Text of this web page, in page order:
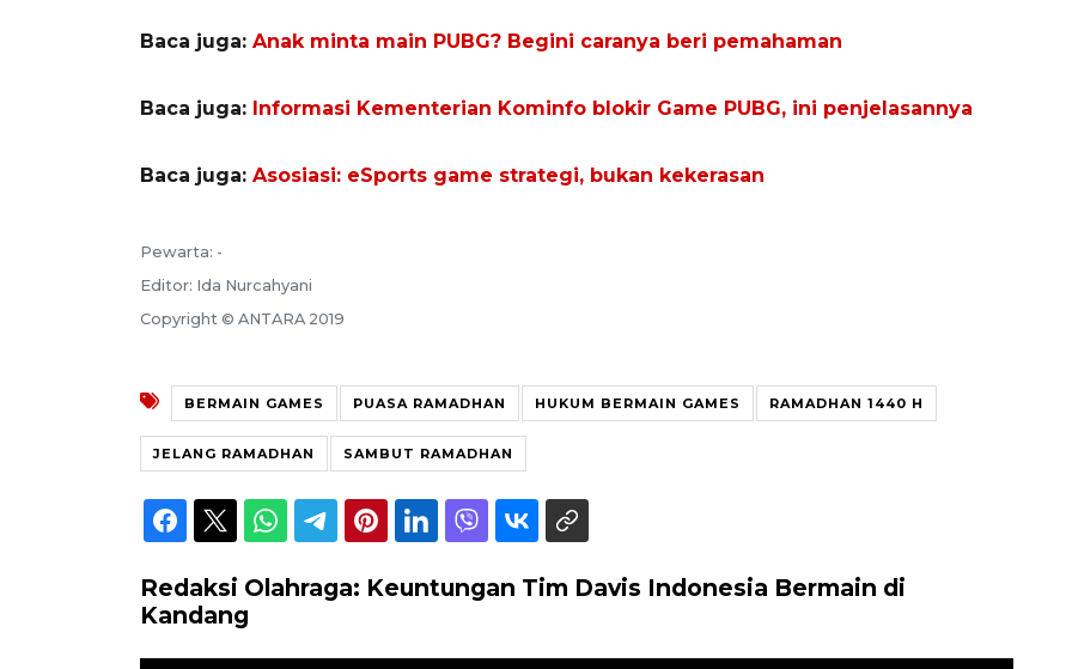
Baca juga: Anak minta main PUBG? Begini caranya beri pemahaman
Baca juga: Informasi Kementerian Kominfo blokir Game PUBG, ini penjelasannya
Baca juga: Asosiasi: eSports game strategi, bukan kekerasan
Pewarta: -
Editor: Ida Nurcahyani
Copyright © ANTARA 2019
BERMAIN GAMES PUASA RAMADHAN HUKUM BERMAIN GAMES RAMADHAN 1440 H
JELANG RAMADHAN SAMBUT RAMADHAN
Redaksi Olahraga: Keuntungan Tim Davis Indonesia Bermain di
Kandang